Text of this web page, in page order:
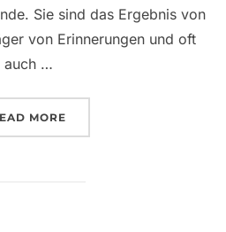
Sie sind das Ergebnis von
von Erinnerungen und oft
auch …
MORE